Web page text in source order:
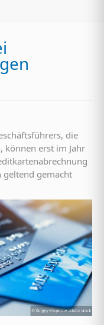
die
können erst im Jahr
geltend gemacht